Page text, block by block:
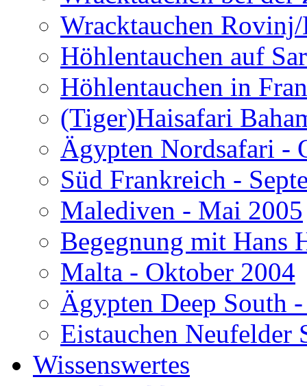
Wracktauchen
Höhlentauchen auf
Höhlentauchen in
(Tiger)Haisafari
Ägypten Nordsafari -
Süd Frankreich -
Malediven - Mai 2005
Begegnung mit Hans
Malta - Oktober 2004
Ägypten Deep South
Eistauchen Neufelder
Wissenswertes